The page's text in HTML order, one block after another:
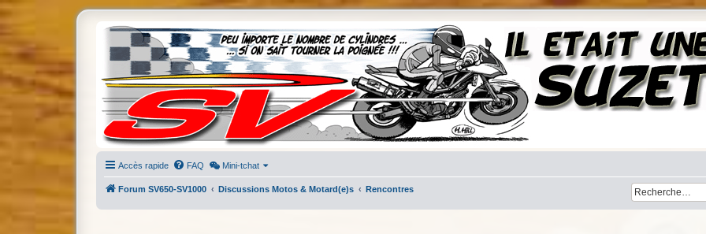
Accès rapide FAQ Mini-tchat
Forum SV650-SV1000 Discussions Motos & Motard(e)s Rencontres